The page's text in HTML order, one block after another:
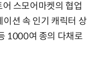
스모어마켓의 협업
션 속 인기 캐릭터 상
1000여 종의 다채로